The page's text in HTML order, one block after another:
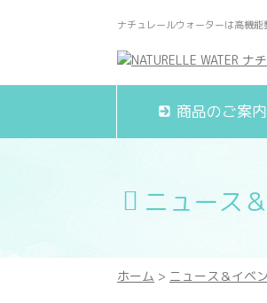
ナチュレールウォーターは高機
商品のご案内
ニュース
ホーム > ニュース＆イベ